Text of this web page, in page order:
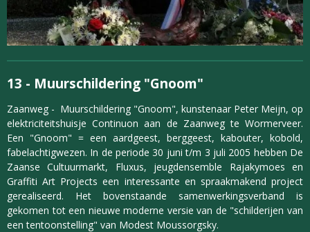
13 - Muurschildering "Gnoom"
Zaanweg - Muurschildering "Gnoom", kunstenaar Peter Meijn, op
elektriciteitshuisje Continuon aan de Zaanweg te Wormerveer.
Een "Gnoom" = een aardgeest, berggeest, kabouter, kobold,
fabelachtigwezen. In de periode 30 juni t/m 3 juli 2005 hebben De
Zaanse Cultuurmarkt, Fluxus, jeugdensemble Rajakymoes en
Graffiti Art Projects een interessante en spraakmakend project
gerealiseerd. Het bovenstaande samenwerkingsverband is
gekomen tot een nieuwe moderne versie van de "schilderijen van
een tentoonstelling" van Modest Moussorgsky.